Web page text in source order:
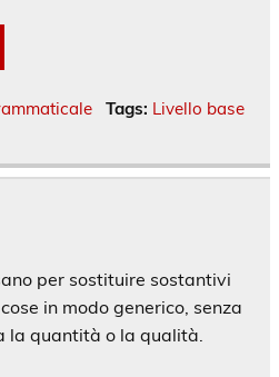
Tags: Livello base
per sostituire sostantivi
in modo generico, senza
la quantità o la qualità.